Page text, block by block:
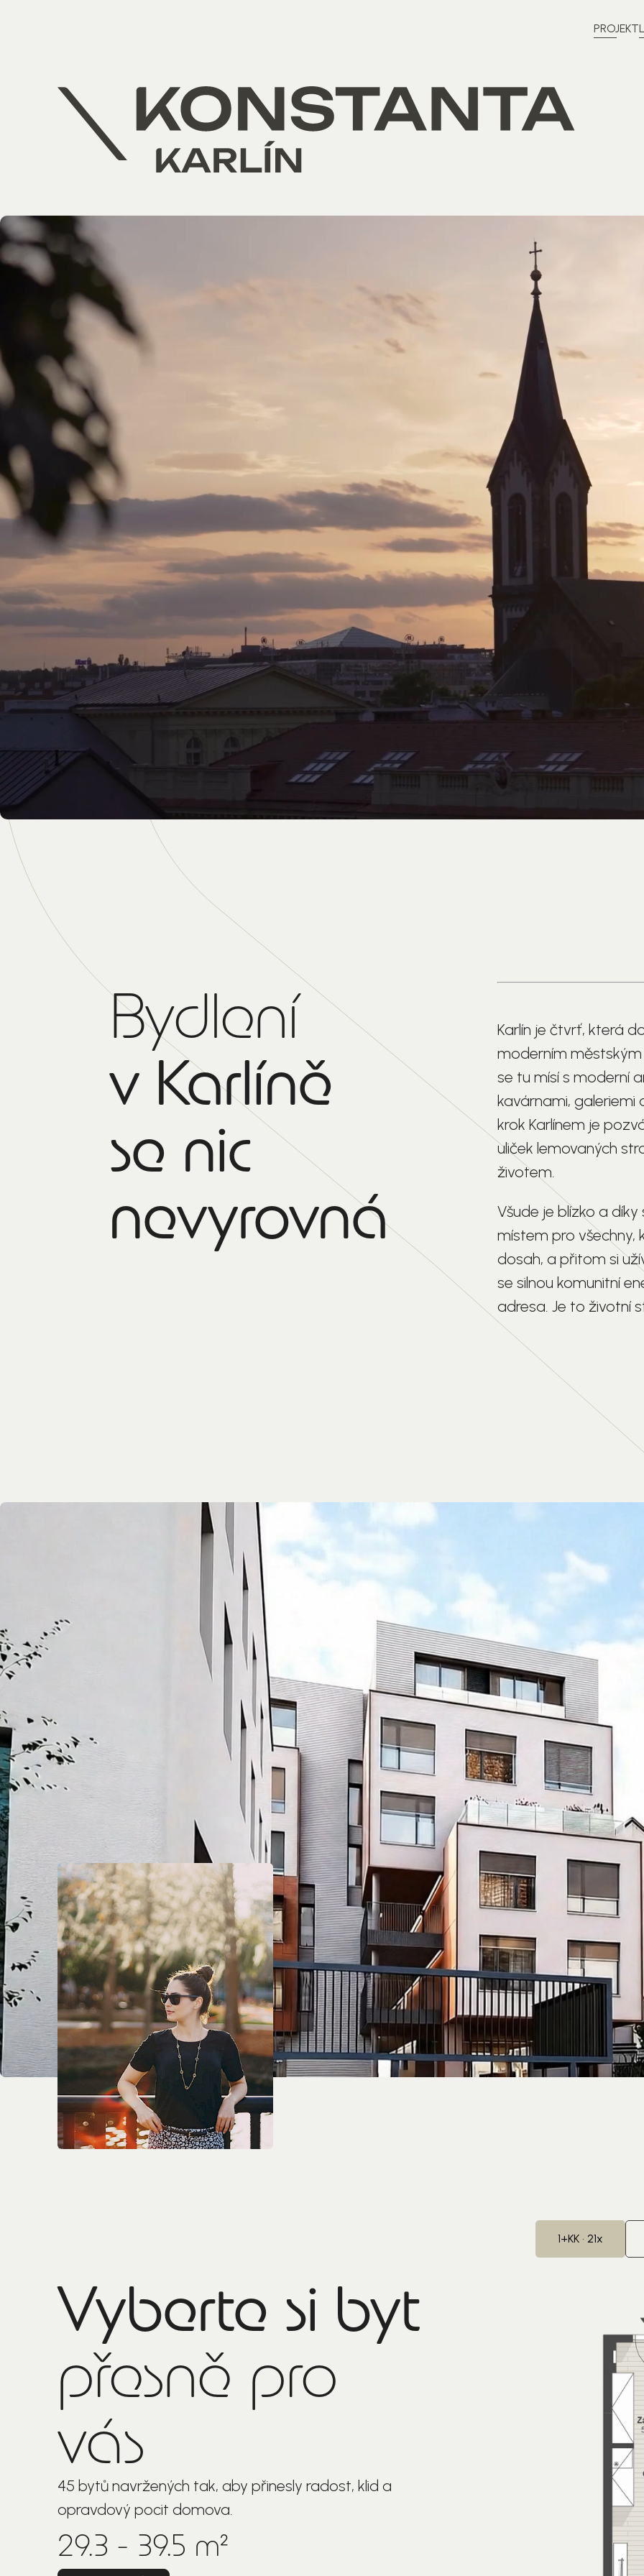
PROJEKT
Bydlení
v Karlíně
se nic
nevyrovná
Karlín je čtvrť, která
moderním městským
se tu mísí s moderní
kavárnami, galeriemi
krok Karlínem je
uliček lemovaných
životem.
Všude je blízko a
místem pro všechny,
dosah, a přitom si
se silnou komunitní
adresa. Je to životní
Vyberte si byt
přesně pro
vás
45 bytů navržených tak, aby přinesly radost, klid a
opravdový pocit domova.
1+KK • 21x
29.3 - 39.5 m²